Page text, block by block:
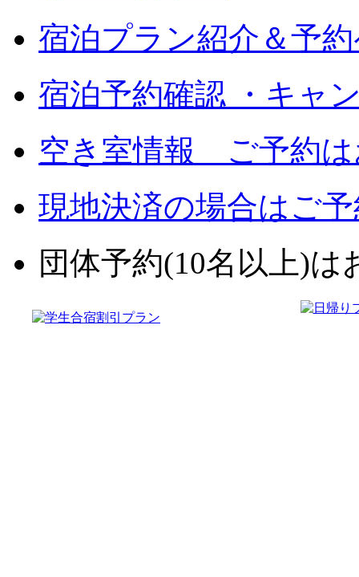
宿泊プラン紹介＆予
宿泊予約確認 ・キャ
空き室情報 ご予約は
現地決済の場合はご
団体予約(10名以上)は